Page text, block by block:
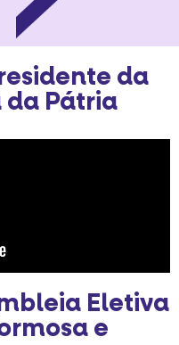
da
da Pátria
Eletiva
e